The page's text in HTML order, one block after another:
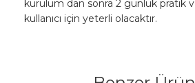
kurulum dan sonra 2 günlük pratik
kullanıcı için yeterli olacaktır.